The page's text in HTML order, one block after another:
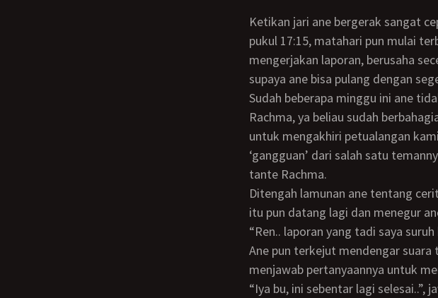
Ketikan jari ane bergerak sangat
pukul 17:15, matahari pun mulai
mengerjakan laporan, berusaha
supaya ane bisa pulang dengan
Sudah beberapa minggu ini ane tidak pernah mendapatkan kabar lagi dari tante
Rachma, ya beliau sudah
untuk mengakhiri petualangan
‘gangguan’ dari salah satu
tante Rachma.
Ditengah lamunan ane tentang cerita bersama tante Rachma, tiba tiba suara tegas
itu pun datang lagi dan menegur
“Ren.. laporan yang tadi saya
Ane pun terkejut mendengar suara tersebut dan menghentikan ketikan ane lalu
menjawab pertanyaannya untuk
“Iya bu, ini sebentar lagi selesai..”,